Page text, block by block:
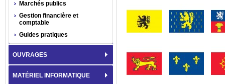
Marchés publics
Gestion financière et
comptable
Guides pratiques
OUVRAGES
MATÉRIEL INFORMATIQUE